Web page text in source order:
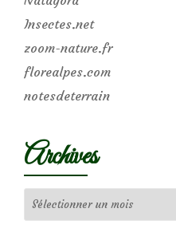
Insectes.net
zoom-nature.fr
florealpes.com
notesdeterrain
Archives